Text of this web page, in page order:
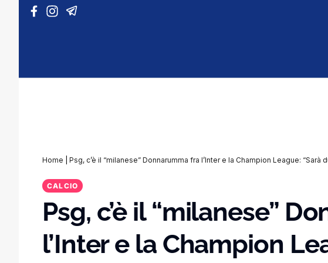
Vai al contenuto
Home Psg, c’è il “milanese” Donnarumma fra l’Inter e la Champion League: “Sarà
CALCIO
Psg, c’è il “milanese”
l’Inter e la Champion